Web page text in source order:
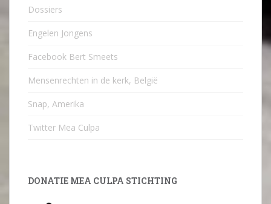
Dossiers
Engelen Jongens
Facebook Bert Smeets
Mensenrechten in de kerk, België
Snap, Amerika
Twitter Mea Culpa
DONATIE MEA CULPA STICHTING